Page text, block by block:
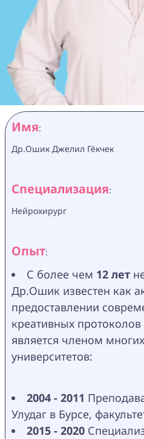
Имя:
Др.Ошик Джелил Гёкчек
Специализация:
Нейрохирург
Опыт:
С более чем 12 лет
Др.Ошик известен как
предоставлении
креативных
является членом
университетов:
2004 - 2011
Улудаг в Бурсе,
2015 - 2020